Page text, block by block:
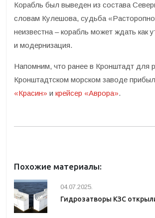
Корабль был выведен из состава
словам Кулешова, судьба
неизвестна – корабль может ждать как
и модернизация.
Напомним, что ранее в Кронштадт для
Кронштадтском морском заводе
«Красин» и крейсер «Аврора».
Похожие материалы:
04.07.2025.
Гидрозатворы КЗС